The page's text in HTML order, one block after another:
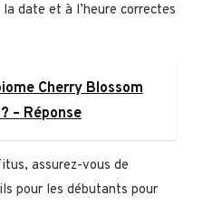
date et à l’heure correctes
Cherry Blossom
– Réponse
assurez-vous de
pour les débutants pour